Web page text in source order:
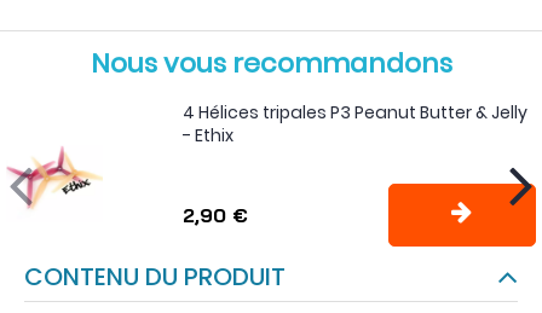
Nous vous recommandons
4 Hélices tripales P3 Peanut Butter & Jelly
- Ethix
2,90 €
CONTENU DU PRODUIT